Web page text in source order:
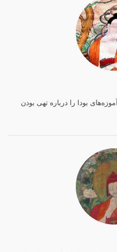
بودا را درباره تهی بودن